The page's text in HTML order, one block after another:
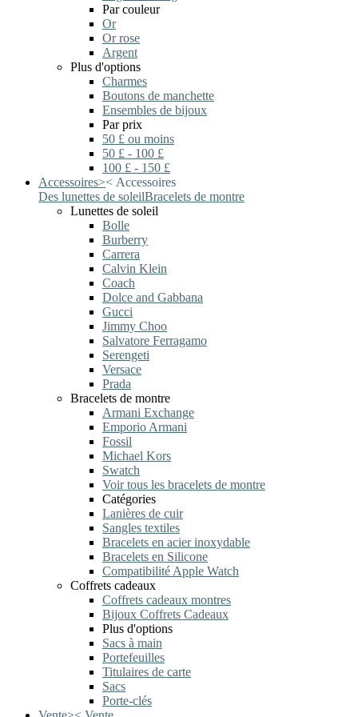
Par couleur
Or
Or rose
Argent
Plus d'options
Charmes
Boutons de manchette
Ensembles de bijoux
Par prix
50 £ ou moins
50 £ - 100 £
100 £ - 150 £
Accessoires>< Accessoires
Des lunettes de soleilBracelets de montre
Lunettes de soleil
Bolle
Burberry
Carrera
Calvin Klein
Coach
Dolce and Gabbana
Gucci
Jimmy Choo
Salvatore Ferragamo
Serengeti
Versace
Prada
Bracelets de montre
Armani Exchange
Emporio Armani
Fossil
Michael Kors
Swatch
Voir tous les bracelets de montre
Catégories
Lanières de cuir
Sangles textiles
Bracelets en acier inoxydable
Bracelets en Silicone
Compatibilité Apple Watch
Coffrets cadeaux
Coffrets cadeaux montres
Bijoux Coffrets Cadeaux
Plus d'options
Sacs à main
Portefeuilles
Titulaires de carte
Sacs
Porte-clés